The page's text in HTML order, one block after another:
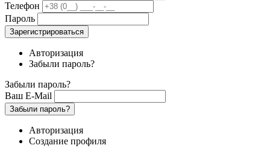
Телефон
Пароль
Зарегистрироваться
Авторизация
Забыли пароль?
Забыли пароль?
Ваш E-Mail
Забыли пароль?
Авторизация
Создание профиля